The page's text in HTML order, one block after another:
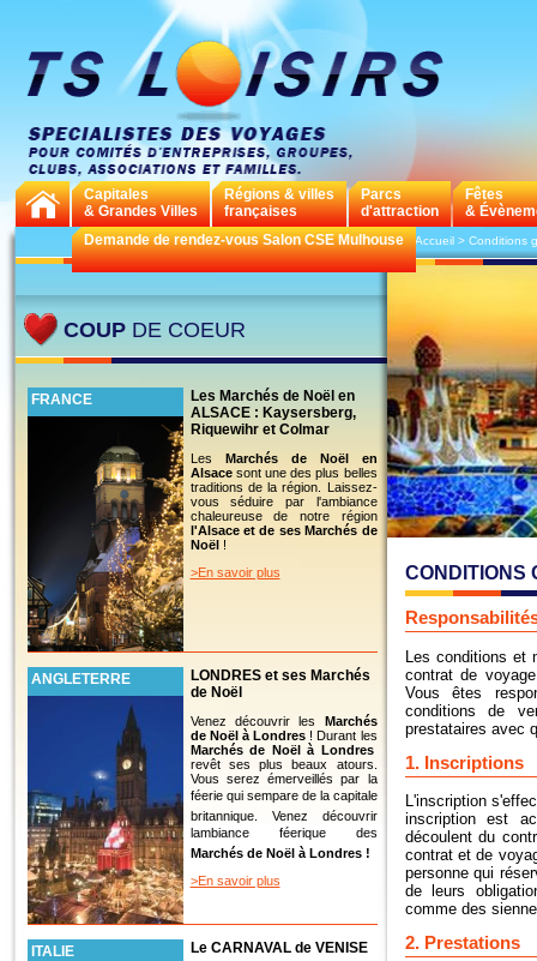
Capitales
& Grandes Villes
Régions & villes
françaises
Parcs
d'attraction
Fêtes
&
Demande de rendez-vous Salon CSE Mulhouse
COUP DE COEUR
FRANCE
Les Marchés de Noël en
ALSACE : Kaysersberg,
Riquewihr et Colmar
Les Marchés de Noël en
Alsacesont une des plus belles
traditions de la région. Laissez-
vous séduire par l'ambiance
chaleureuse de notre région
l'Alsace et de ses Marchés de
Noël!
>En savoir plus
ANGLETERRE
LONDRES et ses Marchés
de Noël
Venez découvrir les Marchés
de Noël à Londres ! Durant les
Marchés de Noël à Londres
revêt ses plus beaux atours.
Vous serez émerveillés par la
féerie qui sempare de la capitale
britannique. Venez découvrir
lambiance féerique des
Marchés de Noël à Londres !
>En savoir plus
ITALIE Le CARNAVAL de VENISE
>Accueil> Conditions
CONDITIONS
Les conditions
contrat de
Vous êtes
conditions de
prestataires avec
1. Inscriptions
L'inscription
inscription est
découlent du
contrat et de
personne qui
de leurs
comme des
2. Prestations